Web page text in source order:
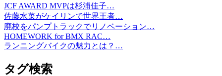
JCF AWARD MVPは杉浦佳子…
佐藤水菜がケイリンで世界王者…
廃校をパンプトラックでリノベーション…
HOMEWORK for BMX RAC…
ランニングバイクの魅力とは？…
タグ検索